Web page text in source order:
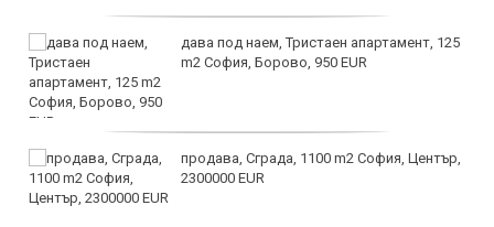
дава под наем, Тристаен апартамент, 125
m2 София, Борово, 950 EUR
продава, Сграда, 1100 m2 София, Център,
2300000 EUR